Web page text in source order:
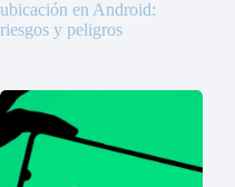
ubicación en Android:
riesgos y peligros